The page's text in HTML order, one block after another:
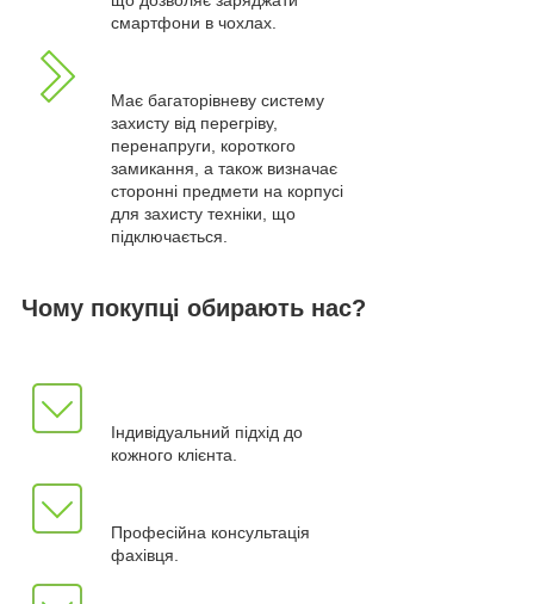
смартфони в чохлах.
Має багаторівневу систему
захисту від перегріву,
перенапруги, короткого
замикання, а також визначає
сторонні предмети на корпусі
для захисту техніки, що
підключається.
Чому покупці обирають нас?
Індивідуальний підхід до
кожного клієнта.
Професійна консультація
фахівця.